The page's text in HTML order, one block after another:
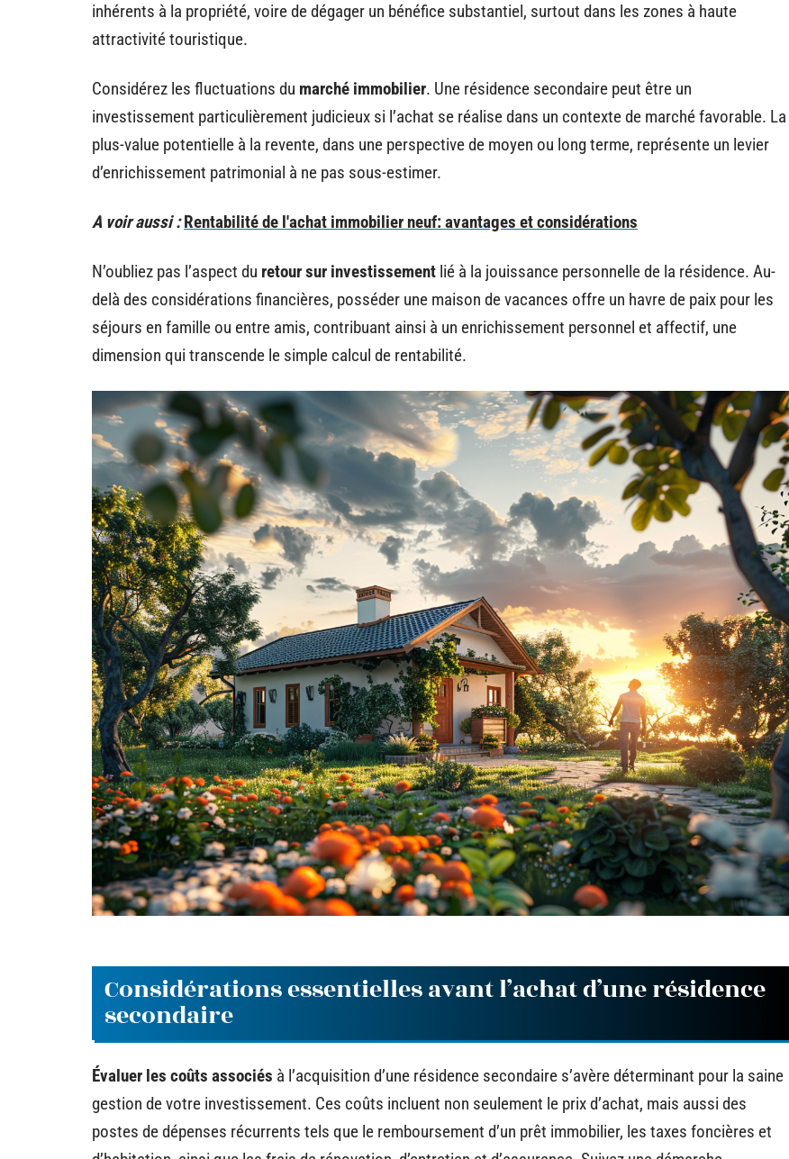
inhérents à la propriété, voire de dégager un bénéfice substantiel, surtout dans les zones à haute
attractivité touristique.
Considérez les fluctuations du marché immobilier. Une résidence secondaire peut être un
investissement particulièrement judicieux si l’achat se réalise dans un contexte de marché favorable. La
plus-value potentielle à la revente, dans une perspective de moyen ou long terme, représente un levier
d’enrichissement patrimonial à ne pas sous-estimer.
A voir aussi : Rentabilité de l'achat immobilier neuf: avantages et considérations
N’oubliez pas l’aspect du retour sur investissement lié à la jouissance personnelle de la résidence. Au-
delà des considérations financières, posséder une maison de vacances offre un havre de paix pour les
séjours en famille ou entre amis, contribuant ainsi à un enrichissement personnel et affectif, une
dimension qui transcende le simple calcul de rentabilité.
Considérations essentielles avant l’achat d’une résidence
secondaire
Évaluer les coûts associés à l’acquisition d’une résidence secondaire s’avère déterminant pour la saine
gestion de votre investissement. Ces coûts incluent non seulement le prix d’achat, mais aussi des
postes de dépenses récurrents tels que le remboursement d’un prêt immobilier, les taxes foncières et